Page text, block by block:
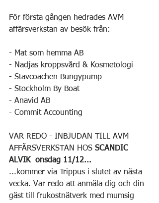
För första gången hedrades AVM
affärsverkstan av besök från:
- Mat som hemma AB
- Nadjas kroppsvård & Kosmetologi
- Stavcoachen Bungypump
- Stockholm By Boat
- Anavid AB
- Commit Accounting
VAR REDO - INBJUDAN TILL AVM
AFFÄRSVERKSTAN HOS SCANDIC
ALVIK onsdag 11/12...
...kommer via Trippus i slutet av nästa
vecka. Var redo att anmäla dig och din
gäst till frukostnätverk med mumsig